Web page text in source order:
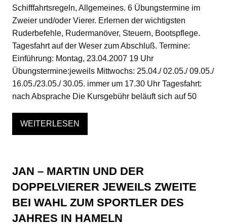
Schifffahrtsregeln, Allgemeines. 6 Übungstermine im
Zweier und/oder Vierer. Erlernen der wichtigsten
Ruderbefehle, Rudermanöver, Steuern, Bootspflege.
Tagesfahrt auf der Weser zum Abschluß. Termine:
Einführung: Montag, 23.04.2007 19 Uhr
Übungstermine:jeweils Mittwochs: 25.04./ 02.05./ 09.05./
16.05./23.05./ 30.05. immer um 17.30 Uhr Tagesfahrt:
nach Absprache Die Kursgebühr beläuft sich auf 50
WEITERLESEN
JAN – MARTIN UND DER
DOPPELVIERER JEWEILS ZWEITE
BEI WAHL ZUM SPORTLER DES
JAHRES IN HAMELN